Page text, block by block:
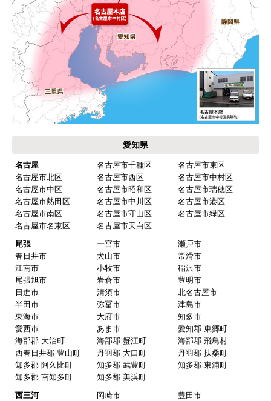
期待通りにきちんと対応してもらえました。
【注文からどのくらいで届きましたか？】
工事日を自分から発注の2週間先にしていたので、
遅れることもなく予定通りに工事前に到着。
【その他感想・コメント】
保証書に添付する工事店の証明もきちんと対応し
次に何か交換タイミングが来たら、一番の候補先
業者さんです。
ピングーヒサコさん
2025年10月30日 14:53
欲しい商品をスムーズに注文できましたか？
ショップからの連絡や対応は適切でしたか？
予定の期日までに商品が届きましたか？
商品の梱包は必要十分なものでしたか？
はい
愛知県
名古屋 名古屋市千種区
名古屋市東区
名古屋市北区
名古屋市西区
名古屋市中村区
名古屋市中区
名古屋市昭和区
名古屋市瑞穂区
名古屋市熱田区
名古屋市中川区
名古屋市港区
名古屋市南区
名古屋市守山区
名古屋市緑区
名古屋市名東区
名古屋市天白区
尾張
一宮市
瀬戸市
春日井市
犬山市
常滑市
江南市
小牧市
稲沢市
尾張旭市
岩倉市
豊明市
日進市
清須市
北名古屋市
半田市
弥冨市
津島市
東海市
大府市
知多市
愛西市
あま市
愛知郡 東郷町
海部郡 大治町
海部郡 蟹江町
海部郡 飛鳥村
西春日井郡 豊山町
丹羽郡 大口町
丹羽郡 扶桑町
知多郡 阿久比町
知多郡 武豊町
知多郡 東浦町
知多郡 南知多町
知多郡 美浜町
西三河
岡崎市
豊田市